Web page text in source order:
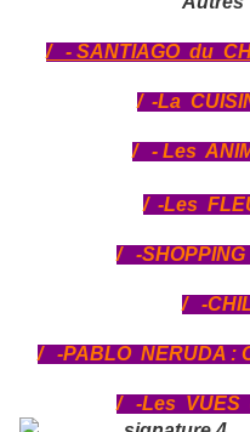
/ - SANTIAGO du
/ -La
/ - Les
/ -Les
/ -
/ -
/ -PABLO NERUDA :
/ -Les VUES